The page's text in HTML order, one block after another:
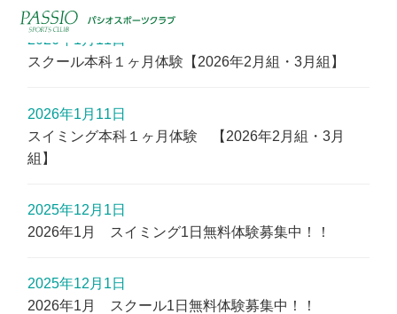
2026年1月11日
スクール本科１ヶ月体験【2026年2月組・3月組】
2026年1月11日
スイミング本科１ヶ月体験 【2026年2月組・3月
組】
2025年12月1日
2026年1月 スイミング1日無料体験募集中！！
2025年12月1日
2026年1月 スクール1日無料体験募集中！！